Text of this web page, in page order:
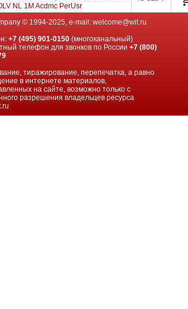
NL 1M Acdmc PerUsr
© 1994-2025, e-mail: welcome@wit.ru
+7 (495) 901-0150 (многоканальный)
телефон для звонков по России+7 (800)
тиражирование, перепечатка, а равно
в интернете материалов,
на сайте, возможно только с
разрешения владельцев ресурса